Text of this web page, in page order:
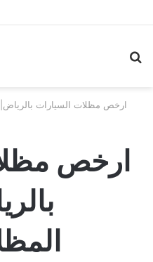
مظلات الدرعية بالرياض: أحدث تصاميم
ارخص مظلات السيارات
ارخص